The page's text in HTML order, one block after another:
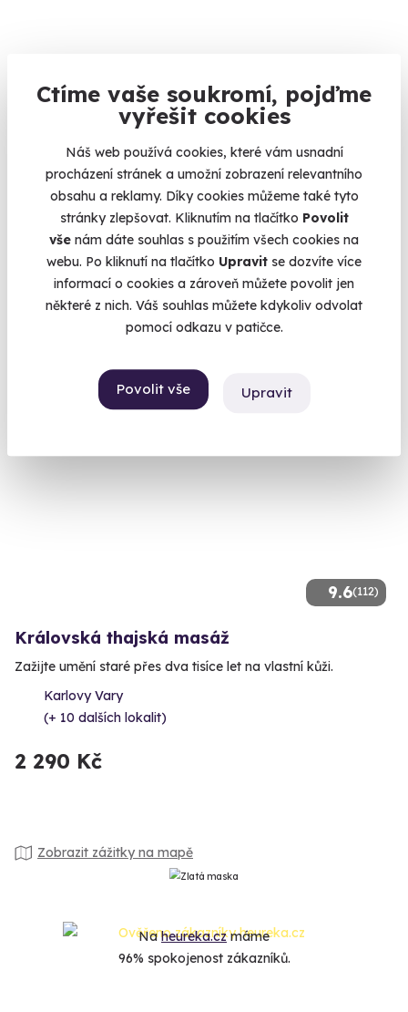
Ctíme vaše soukromí, pojďme
vyřešit cookies
Náš web používá cookies, které vám usnadní
procházení stránek a umožní zobrazení relevantního
obsahu a reklamy. Díky cookies můžeme také tyto
stránky zlepšovat. Kliknutím na tlačítko Povolit
vše nám dáte souhlas s použitím všech cookies na
webu. Po kliknutí na tlačítko Upravit se dozvíte více
informací o cookies a zároveň můžete povolit jen
některé z nich. Váš souhlas můžete kdykoliv odvolat
pomocí odkazu v patičce.
Povolit vše Upravit
8.0
Romantika pro dva v Karlových Varech s
neomezeným wellness
Nechte se unést kouzlem Karlových Varů, jeho atmosférou a
léčebnými aspekty.
Karlovy Vary, víkend
9.6(112)
Královská thajská masáž
Zažijte umění staré přes dva tisíce let na vlastní kůži.
Karlovy Vary
(+ 10 dalších lokalit)
2 290 Kč
Zobrazit zážitky na mapě
Naheureka.czmáme
96% spokojenost zákazníků.